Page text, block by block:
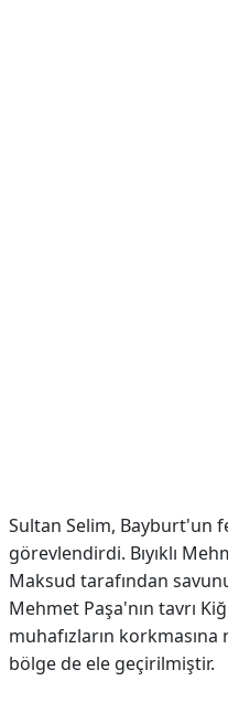
Sultan Selim, Bayburt'un
görevlendirdi. Bıyıklı
Maksud tarafından
Mehmet Paşa'nın tavrı
muhafızların
bölge de ele geçirilmiştir.